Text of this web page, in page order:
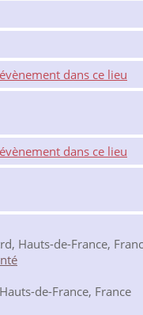
Hauts-de-France,
de-France, France